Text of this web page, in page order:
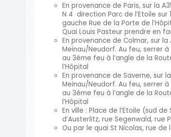
En provenance de Paris, sur la
N 4 direction Parc de l’Etoile
gauche Rue de la Porte de
Quai Louis Pasteur prendre en
En provenance de Colmar, sur la
Meinau/Neudorf. Au feu, serrer
au 3ème feu à l’angle de la
l’Hôpital
En provenance de Saverne, sur
Meinau/Neudorf. Au feu, serrer
au 3ème feu à l’angle de la
l’Hôpital
En ville : Place de l’Etoile (sud
d’Austerlitz, rue Segenwald, rue
Ou par le quai St Nicolas, rue de